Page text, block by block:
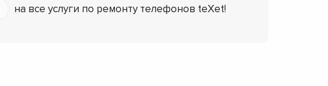
на все услуги по ремонту телефонов teXet!